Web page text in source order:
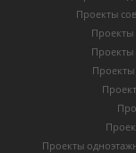
Проекты
Проекты
Проекты
Проекты
Проекты